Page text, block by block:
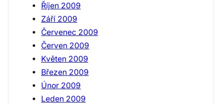
Říjen 2009
Září 2009
Červenec 2009
Červen 2009
Květen 2009
Březen 2009
Únor 2009
Leden 2009